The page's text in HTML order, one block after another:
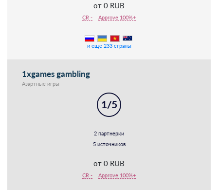
от 0 RUB
CR - Approve 100%+
и еще 233 страны
1xgames gambling
Азартные игры
1/5
2 партнерки
5 источников
от 0 RUB
CR - Approve 100%+